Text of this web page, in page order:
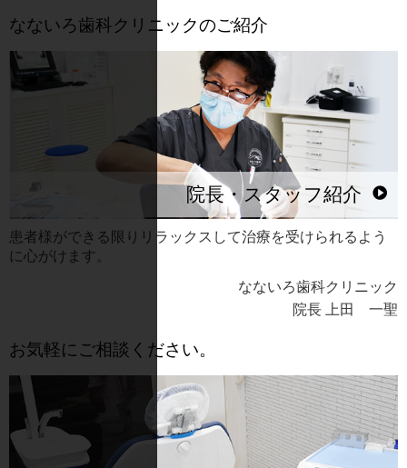
なないろ歯科クリニックのご紹介
院長・スタッフ紹介
患者様ができる限りリラックスして治療を受けられるよう
に心がけます。
なないろ歯科クリニック
院長 上田 一聖
お気軽にご相談ください。